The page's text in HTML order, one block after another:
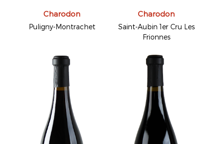
Charodon
Puligny-Montrachet
Charodon
Saint-Aubin 1er Cru Les
Frionnes